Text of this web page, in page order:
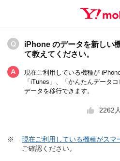
iPhone のデータを新しい
て教えてください。
現在ご利用している機種が
「iTunes」、「かんたんデータ
データを移行できます。
2262
※ 現在ご利用している機種がスマ
ご確認ください。